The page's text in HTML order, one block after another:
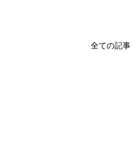
全ての記事